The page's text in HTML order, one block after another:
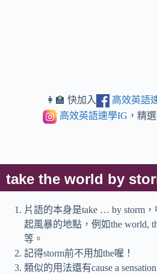
👩‍🏫 快加入 高效英語
高效英語速學IG ，精
take the world by
片語的本身是take … by storm
起風暴的地點，例如the world,
等。
記得storm前不用加the喔！
類似的用法還有cause a